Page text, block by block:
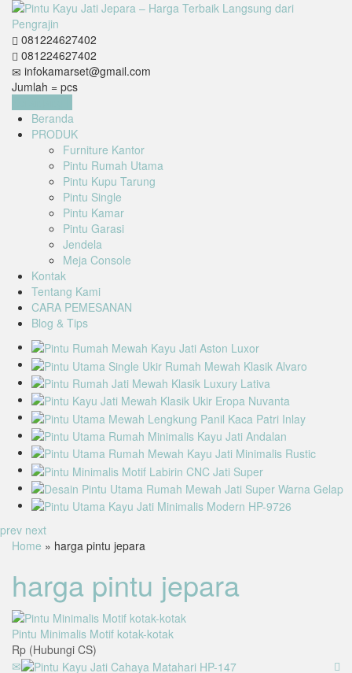
081224627402
081224627402
infokamarset@gmail.com
Jumlah = pcs
Beranda
PRODUK
Furniture Kantor
Pintu Rumah Utama
Pintu Kupu Tarung
Pintu Single
Pintu Kamar
Pintu Garasi
Jendela
Meja Console
Kontak
Tentang Kami
CARA PEMESANAN
Blog & Tips
prev next
Home » harga pintu jepara
harga pintu jepara
Pintu Minimalis Motif kotak-kotak
Rp (Hubungi CS)